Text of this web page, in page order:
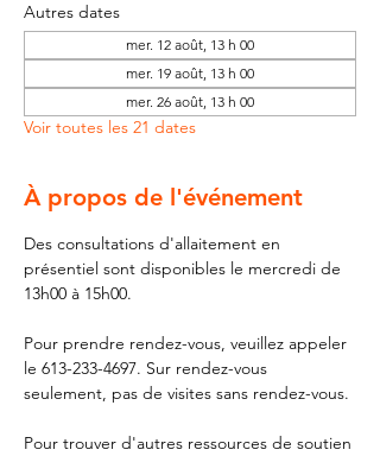
Autres dates
mer. 12 août, 13 h 00
mer. 19 août, 13 h 00
mer. 26 août, 13 h 00
Voir toutes les 21 dates
À propos de l'événement
Des consultations d'allaitement en
présentiel sont disponibles le mercredi de
13h00 à 15h00.
Pour prendre rendez-vous, veuillez appeler
le 613-233-4697. Sur rendez-vous
seulement, pas de visites sans rendez-vous.
Pour trouver d'autres ressources de soutien